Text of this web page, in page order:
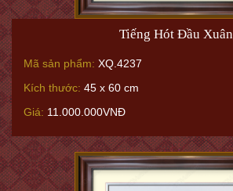
Tiếng Hót Đầu Xuân
Mã sản phẩm: XQ.4237
Kích thước: 45 x 60 cm
Giá: 11.000.000VNĐ